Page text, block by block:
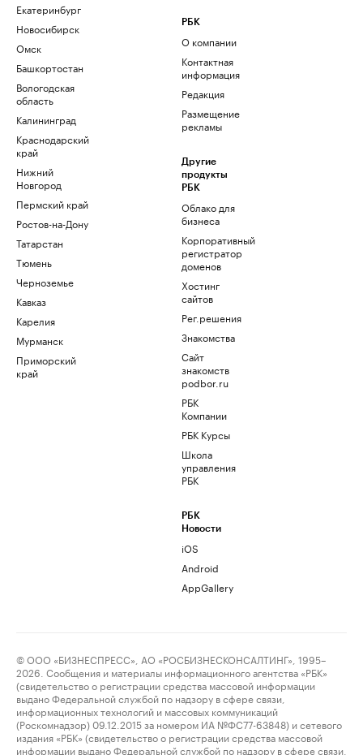
Екатеринбург
Новосибирск
Омск
Башкортостан
Вологодская
область
Калининград
Краснодарский
край
Нижний
Новгород
Пермский край
Ростов-на-Дону
Татарстан
Тюмень
Черноземье
Кавказ
Карелия
Мурманск
Приморский
край
РБК
О компании
Контактная
информация
Редакция
Размещение
рекламы
Другие
продукты
РБК
Облако для
бизнеса
Корпоративный
регистратор
доменов
Хостинг
сайтов
Рег.решения
Знакомства
Сайт
знакомств
podbor.ru
РБК
Компании
РБК Курсы
Школа
управления
РБК
РБК
Новости
iOS
Android
AppGallery
© ООО «БИЗНЕСПРЕСС», АО «РОСБИЗНЕСКОНСАЛТИНГ», 1995–
2026. Сообщения и материалы информационного агентства «РБК»
(свидетельство о регистрации средства массовой информации
выдано Федеральной службой по надзору в сфере связи,
информационных технологий и массовых коммуникаций
(Роскомнадзор) 09.12.2015 за номером ИА №ФС77-63848) и сетевого
издания «РБК» (свидетельство о регистрации средства массовой
информации выдано Федеральной службой по надзору в сфере связи,